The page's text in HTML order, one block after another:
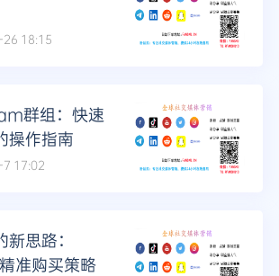
18:15
群组：快速
操作指南
17:02
思路：
准购买策略